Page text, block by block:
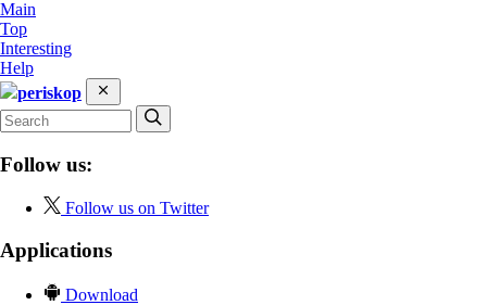
Main
Top
Interesting
Help
periskop
Follow us:
Follow us on Twitter
Applications
Download